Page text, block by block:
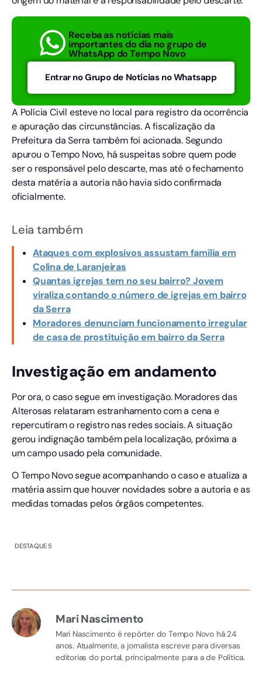
Receba as notícias mais
importantes do dia no grupo de
WhatsApp do Tempo Novo
Entrar no Grupo de Notícias no Whatsapp
A Polícia Civil esteve no local para registro da ocorrência
e apuração das circunstâncias. A fiscalização da
Prefeitura da Serra também foi acionada. Segundo
apurou o Tempo Novo, há suspeitas sobre quem pode
ser o responsável pelo descarte, mas até o fechamento
desta matéria a autoria não havia sido confirmada
oficialmente.
Leia também
Ataques com explosivos assustam família em
Colina de Laranjeiras
Quantas igrejas tem no seu bairro? Jovem
viraliza contando o número de igrejas em bairro
da Serra
Moradores denunciam funcionamento irregular
de casa de prostituição em bairro da Serra
Investigação em andamento
Por ora, o caso segue em investigação. Moradores das
Alterosas relataram estranhamento com a cena e
repercutiram o registro nas redes sociais. A situação
gerou indignação também pela localização, próxima a
um campo usado pela comunidade.
O Tempo Novo segue acompanhando o caso e atualiza a
matéria assim que houver novidades sobre a autoria e as
medidas tomadas pelos órgãos competentes.
DESTAQUE 5
Mari Nascimento
Mari Nascimento é repórter do Tempo Novo há 24
anos. Atualmente, a jornalista escreve para diversas
editorias do portal, principalmente para a de Política.